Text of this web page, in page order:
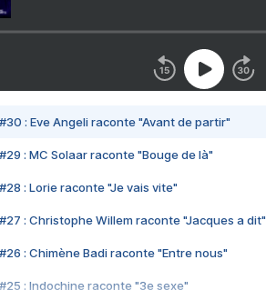
#30 : Eve Angeli raconte "Avant de partir"
#29 : MC Solaar raconte "Bouge de là"
#28 : Lorie raconte "Je vais vite"
#27 : Christophe Willem raconte "Jacques a dit"
#26 : Chimène Badi raconte "Entre nous"
#25 : Indochine raconte "3e sexe"